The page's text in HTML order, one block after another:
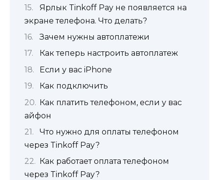
Ярлык Tinkoff Pay не появляется на
экране телефона. Что делать?
Зачем нужны автоплатежи
Как теперь настроить автоплатеж
Если у вас iPhone
Как подключить
Как платить телефоном, если у вас
айфон
Что нужно для оплаты телефоном
через Tinkoff Pay?
Как работает оплата телефоном
через Tinkoff Pay?